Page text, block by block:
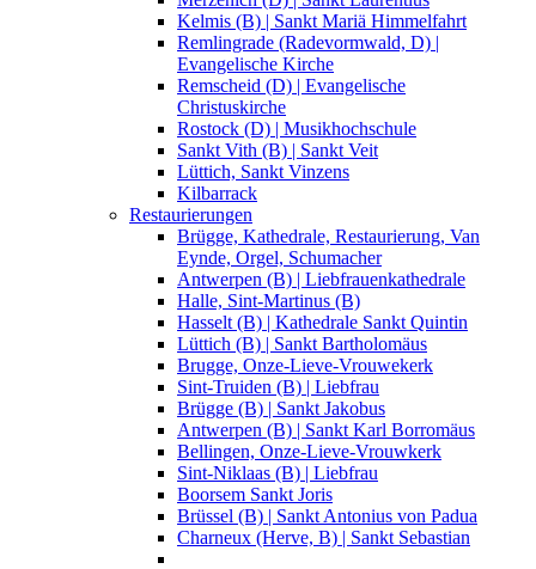
Kelmis (B) | Sankt Mariä Himmelfahrt
Remlingrade (Radevormwald, D) |
Evangelische Kirche
Remscheid (D) | Evangelische
Christuskirche
Rostock (D) | Musikhochschule
Sankt Vith (B) | Sankt Veit
Lüttich, Sankt Vinzens
Kilbarrack
Restaurierungen
Brügge, Kathedrale, Restaurierung, Van
Eynde, Orgel, Schumacher
Antwerpen (B) | Liebfrauenkathedrale
Halle, Sint-Martinus (B)
Hasselt (B) | Kathedrale Sankt Quintin
Lüttich (B) | Sankt Bartholomäus
Brugge, Onze-Lieve-Vrouwekerk
Sint-Truiden (B) | Liebfrau
Brügge (B) | Sankt Jakobus
Antwerpen (B) | Sankt Karl Borromäus
Bellingen, Onze-Lieve-Vrouwkerk
Sint-Niklaas (B) | Liebfrau
Boorsem Sankt Joris
Brüssel (B) | Sankt Antonius von Padua
Charneux (Herve, B) | Sankt Sebastian